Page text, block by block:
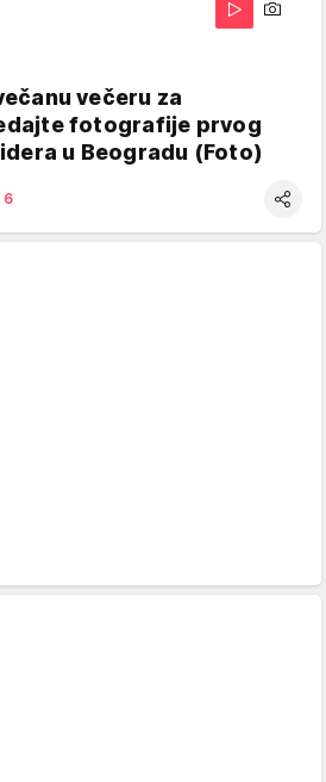
večeru za
fotografije prvog
u Beogradu (Foto)
6